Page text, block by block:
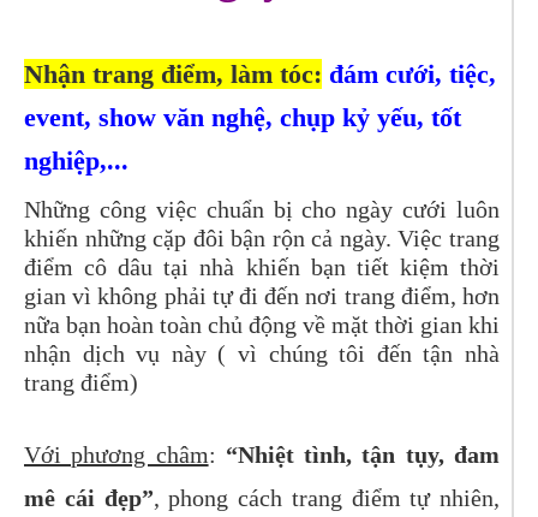
Nhận trang điểm, làm tóc: đám cưới, tiệc,
event, show văn nghệ, chụp kỷ yếu, tốt
nghiệp,...
Những công việc chuẩn bị cho ngày cưới luôn
khiến những cặp đôi bận rộn cả ngày. Việc trang
điểm cô dâu tại nhà khiến bạn tiết kiệm thời
gian vì không phải tự đi đến nơi trang điểm, hơn
nữa bạn hoàn toàn chủ động về mặt thời gian khi
nhận dịch vụ này ( vì chúng tôi đến tận nhà
trang điểm)
Với phương châm: “Nhiệt tình, tận tụy, đam
mê cái đẹp”, phong cách trang điểm tự nhiên,